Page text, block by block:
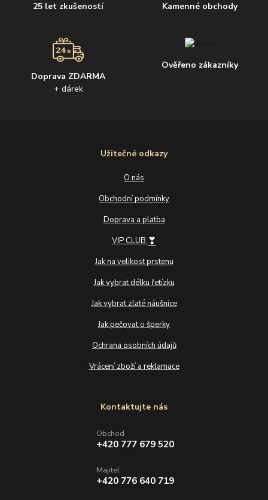
25 let zkušeností Kamenné obchody
Doprava ZDARMA
+ dárek
Ověřeno zákazníky
Užitečné odkazy
O nás
Obchodní podmínky
Doprava a platba
VIP CLUB ❣
Jak na velikost prstenu
Jak vybrat délku řetízku
Jak vybrat zlaté náušnice
Jak pečovat o šperky
Ochrana osobních údajů
Vrácení zboží a reklamace
Kontaktujte nás
Obchod
+420 777 679 520
Majitel
+420 776 640 719